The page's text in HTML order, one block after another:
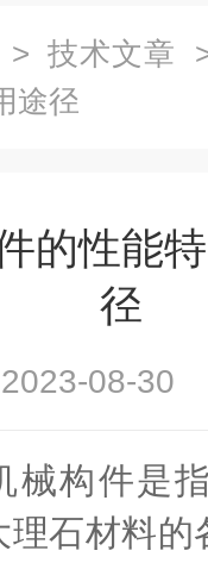
> 技术文章
途径
的性能
径
2023-08-
构件是指
石材料